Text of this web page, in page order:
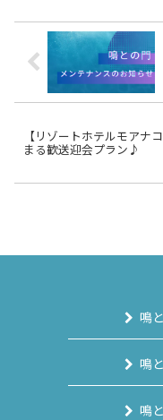
【リゾートホテルモアナ
まる歓送迎会プラン♪
鳴
鳴
鳴